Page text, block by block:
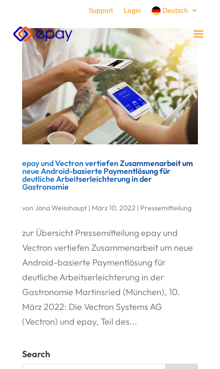
Support Login Deutsch
epay und Vectron vertiefen Zusammenarbeit um
neue Android-basierte Paymentlösung für
deutliche Arbeitserleichterung in der
Gastronomie
von Jana Weisshaupt| März 10, 2022 | Pressemitteilung
zur Übersicht Pressemitteilung epay und
Vectron vertiefen Zusammenarbeit um neue
Android-basierte Paymentlösung für
deutliche Arbeitserleichterung in der
Gastronomie Martinsried (München), 10.
März 2022: Die Vectron Systems AG
(Vectron) und epay, Teil des...
Search